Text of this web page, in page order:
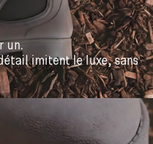
un.
imitent le luxe, sans